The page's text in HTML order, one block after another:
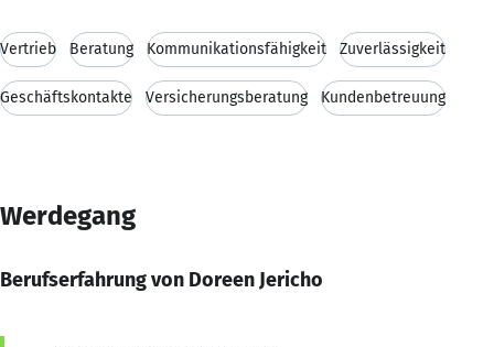
Vertrieb Beratung Kommunikationsfähigkeit Zuverlässigkeit
Geschäftskontakte Versicherungsberatung Kundenbetreuung
Werdegang
Berufserfahrung von Doreen Jericho